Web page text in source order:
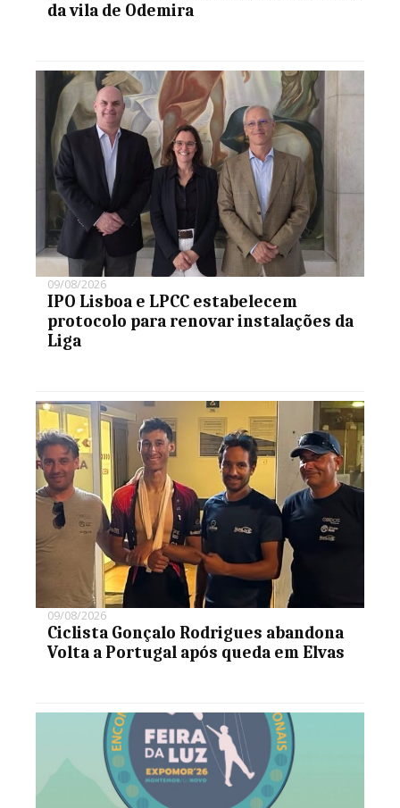
da vila de Odemira
09/08/2026
IPO Lisboa e LPCC estabelecem
protocolo para renovar instalações da
Liga
09/08/2026
Ciclista Gonçalo Rodrigues abandona
Volta a Portugal após queda em Elvas